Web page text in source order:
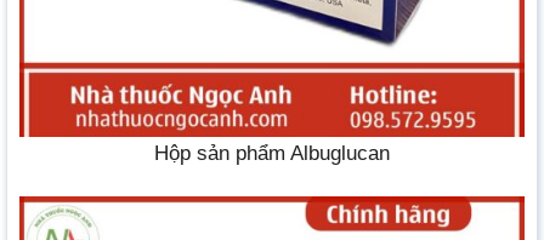
Hộp sản phẩm Albuglucan